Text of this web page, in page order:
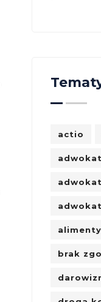
actio
alimenty
brak